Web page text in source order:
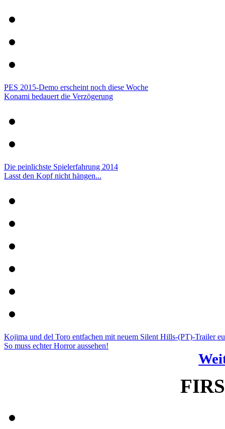
PES 2015-Demo erscheint noch diese Woche
Konami bedauert die Verzögerung
Die peinlichste Spielerfahrung 2014
Lasst den Kopf nicht hängen...
Kojima und del Toro entfachen mit neuem Silent Hills-(PT)-Trailer
So muss echter Horror aussehen!